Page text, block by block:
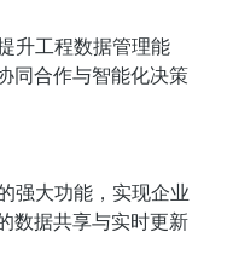
升工程数据管理能
同合作与智能化决策
强大功能，实现企业
数据共享与实时更新